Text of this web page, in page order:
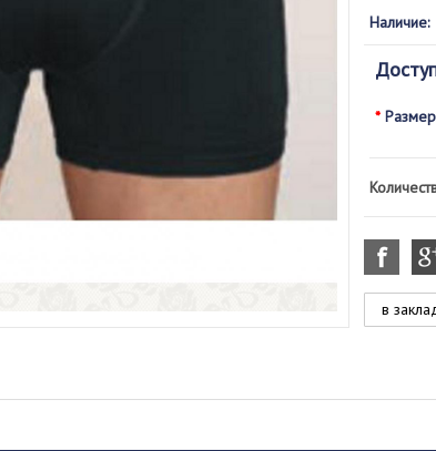
Наличие:
*
в